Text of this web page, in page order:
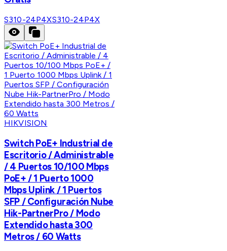
S310-24P4XS310-24P4X
HIKVISION
Switch PoE+ Industrial de
Escritorio / Administrable
/ 4 Puertos 10/100 Mbps
PoE+ / 1 Puerto 1000
Mbps Uplink / 1 Puertos
SFP / Configuración Nube
Hik-PartnerPro / Modo
Extendido hasta 300
Metros / 60 Watts